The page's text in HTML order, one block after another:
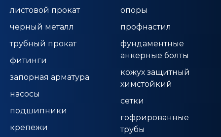
листовой прокат
черный металл
трубный прокат
фитинги
запорная арматура
насосы
подшипники
крепежи
опоры
профнастил
фундаментные
анкерные болты
кожух защитный
химстойкий
сетки
гофрированные
трубы